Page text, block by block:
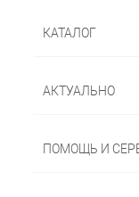
КАТАЛОГ
АКТУАЛЬНО
ПОМОЩЬ И